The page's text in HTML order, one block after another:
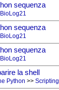
sequenza
BioLog21
sequenza
BioLog21
sequenza
BioLog21
la shell
Python >> Scripting